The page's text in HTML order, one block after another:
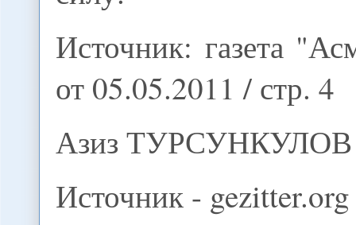
Источник: газета
от 05.05.2011 / стр. 4
Азиз ТУРСУНКУЛОВ
Источник - gezitter.org